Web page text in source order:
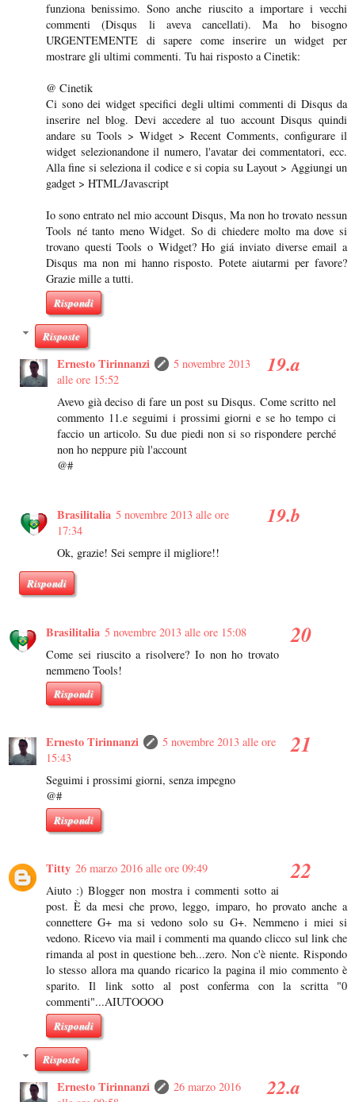
funziona benissimo. Sono anche riuscito a importare i vecchi
commenti (Disqus li aveva cancellati). Ma ho bisogno
URGENTEMENTE di sapere come inserire un widget per
mostrare gli ultimi commenti. Tu hai risposto a Cinetik:
@ Cinetik
Ci sono dei widget specifici degli ultimi commenti di Disqus da
inserire nel blog. Devi accedere al tuo account Disqus quindi
andare su Tools > Widget > Recent Comments, configurare il
widget selezionandone il numero, l'avatar dei commentatori, ecc.
Alla fine si seleziona il codice e si copia su Layout > Aggiungi un
gadget > HTML/Javascript
Io sono entrato nel mio account Disqus, Ma non ho trovato nessun
Tools né tanto meno Widget. So di chiedere molto ma dove si
trovano questi Tools o Widget? Ho giá inviato diverse email a
Disqus ma non mi hanno risposto. Potete aiutarmi per favore?
Grazie mille a tutti.
Rispondi
Risposte
Ernesto Tirinnanzi
5 novembre 2013
alle ore 15:52
Avevo già deciso di fare un post su Disqus. Come scritto nel
commento 11.e seguimi i prossimi giorni e se ho tempo ci
faccio un articolo. Su due piedi non si so rispondere perché
non ho neppure più l'account
@#
Brasilitalia 5 novembre 2013 alle ore
17:34
Ok, grazie! Sei sempre il migliore!!
Rispondi
Brasilitalia 5 novembre 2013 alle ore 15:08
Come sei riuscito a risolvere? Io non ho trovato
nemmeno Tools!
Rispondi
Ernesto Tirinnanzi
5 novembre 2013 alle ore
15:43
Seguimi i prossimi giorni, senza impegno
@#
Rispondi
Titty 26 marzo 2016 alle ore 09:49
Aiuto :) Blogger non mostra i commenti sotto ai
post. È da mesi che provo, leggo, imparo, ho provato anche a
connettere G+ ma si vedono solo su G+. Nemmeno i miei si
vedono. Ricevo via mail i commenti ma quando clicco sul link che
rimanda al post in questione beh...zero. Non c'è niente. Rispondo
lo stesso allora ma quando ricarico la pagina il mio commento è
sparito. Il link sotto al post conferma con la scritta "0
commenti"...AIUTOOOO
Rispondi
Risposte
Ernesto Tirinnanzi
26 marzo 2016